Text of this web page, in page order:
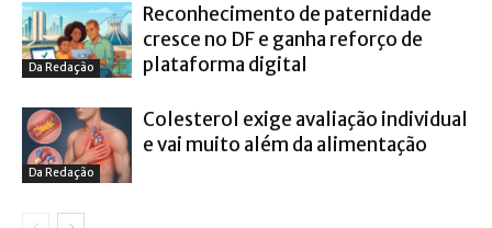
Da Redação
Reconhecimento de paternidade
cresce no DF e ganha reforço de
plataforma digital
Da Redação
Colesterol exige avaliação individual
e vai muito além da alimentação